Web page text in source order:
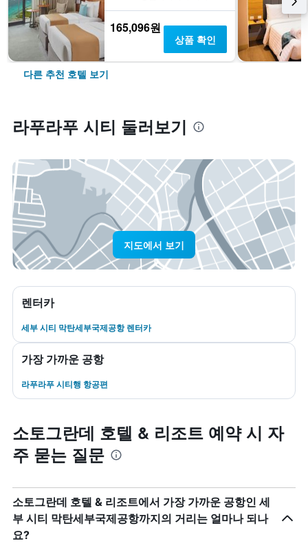
165,096원
상품 확인
다른 추천 호텔 보기
라푸라푸 시티 둘러보기
지도에서 보기
렌터카
세부 시티 막탄세부국제공항 렌터카
가장 가까운 공항
라푸라푸 시티행 항공편
소토그란데 호텔 & 리조트 예약 시 자
주 묻는 질문
소토그란데 호텔 & 리조트에서 가장 가까운 공항인 세
부 시티 막탄세부국제공항까지의 거리는 얼마나 되나
요?